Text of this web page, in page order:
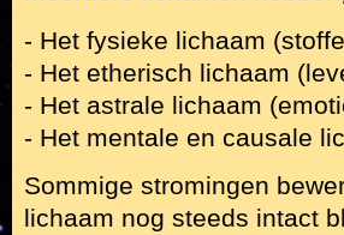
- Het fysieke lichaam
- Het etherisch lichaam
- Het astrale lichaam
- Het mentale en causale
Sommige stromingen
lichaam nog steeds intact